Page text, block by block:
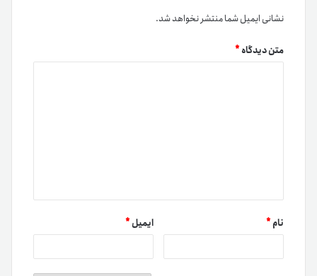
نشانی ایمیل شما منتشر نخواهد شد.
متن دیدگاه*
نام* ایمیل*